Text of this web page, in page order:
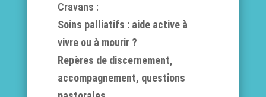
Cravans :
Soins palliatifs : aide active à
vivre ou à mourir ?
Repères de discernement,
accompagnement, questions